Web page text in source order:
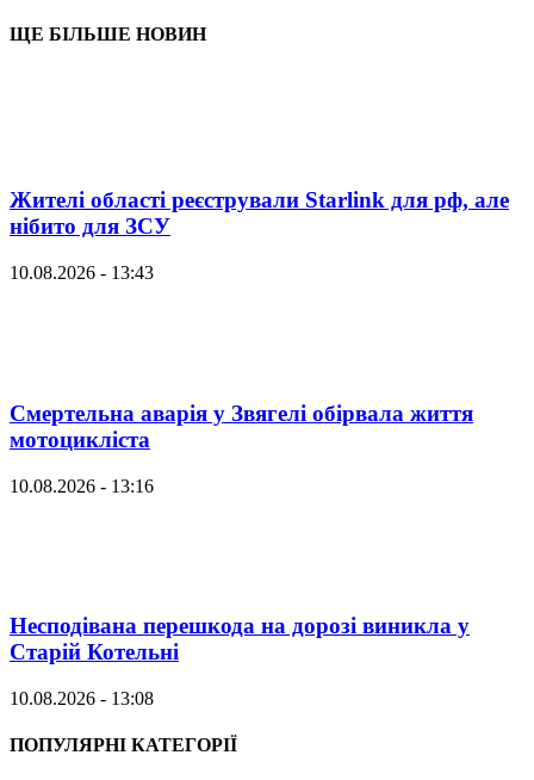
ЩЕ БІЛЬШЕ НОВИН
Жителі області реєстрували Starlink для рф, але
нібито для ЗСУ
10.08.2026 - 13:43
Смертельна аварія у Звягелі обірвала життя
мотоцикліста
10.08.2026 - 13:16
Несподівана перешкода на дорозі виникла у
Старій Котельні
10.08.2026 - 13:08
ПОПУЛЯРНІ КАТЕГОРІЇ